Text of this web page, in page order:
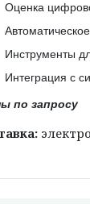
Оценка
Инструменты
Интеграция с
по запросу